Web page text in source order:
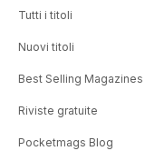
Tutti i titoli
Nuovi titoli
Best Selling Magazines
Riviste gratuite
Pocketmags Blog